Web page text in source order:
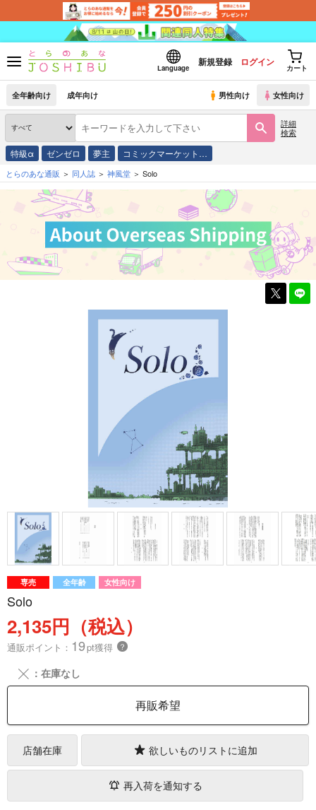
Language
新規登録 ログイン
カート
全年齢向け 成年向け 男性向け 女性向け
詳細
検索
特級α ゼンゼロ 夢主 コミックマーケット…
とらのあな通販 同人誌 神風堂 Solo
専売 全年齢 女性向け
Solo
2,135円（税込）
通販ポイント： 19pt獲得 ？
╳ ：在庫なし
再販希望
店舗在庫 欲しいものリストに追加
再入荷を通知する